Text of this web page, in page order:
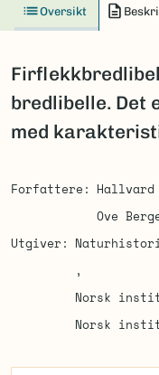
Oversikt
bredlibelle. Det
med
Forfattere Hallvard
Ove
Utgiver
Norsk
Norsk